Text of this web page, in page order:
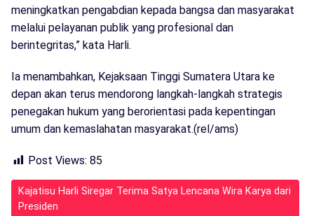
meningkatkan pengabdian kepada bangsa dan masyarakat
melalui pelayanan publik yang profesional dan
berintegritas,” kata Harli.
Ia menambahkan, Kejaksaan Tinggi Sumatera Utara ke
depan akan terus mendorong langkah-langkah strategis
penegakan hukum yang berorientasi pada kepentingan
umum dan kemaslahatan masyarakat.(rel/ams)
Post Views: 85
Kajatisu Harli Siregar Terima Satya Lencana Wira Karya dari
Presiden